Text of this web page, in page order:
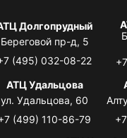
Долгопрудный
Береговой пр-д, 5
(495) 032-08-22
АТЦ Удальцова
ул. Удальцова, 60
(499) 110-86-79